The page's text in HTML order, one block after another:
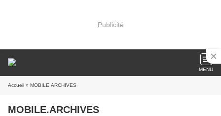
Publicité
MENU
Accueil » MOBILE.ARCHIVES
MOBILE.ARCHIVES